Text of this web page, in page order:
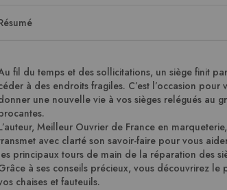
fil du temps et des sollicitations, un siège finit
à des endroits fragiles. C’est l’occasion pour
une nouvelle vie à vos sièges relégués au
Meilleur Ouvrier de France en
avec clarté son savoir-faire pour vous
principaux tours de main de la réparation des
à ses conseils précieux, vous découvrirez le
chaises et fauteuils.